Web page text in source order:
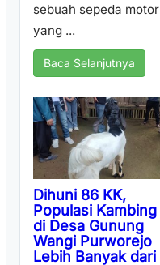
sebuah sepeda motor
yang ...
Baca Selanjutnya
Dihuni 86 KK,
Populasi Kambing
di Desa Gunung
Wangi Purworejo
Lebih Banyak dari